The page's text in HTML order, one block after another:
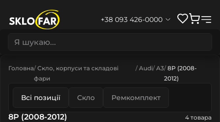
+38 093 426-0000
Головна Скло, корпуси та складові
фари
Audi A3 8P (2008-
2012)
Всі позиції Скло Ремкомплект
8P (2008-2012) 4 товара